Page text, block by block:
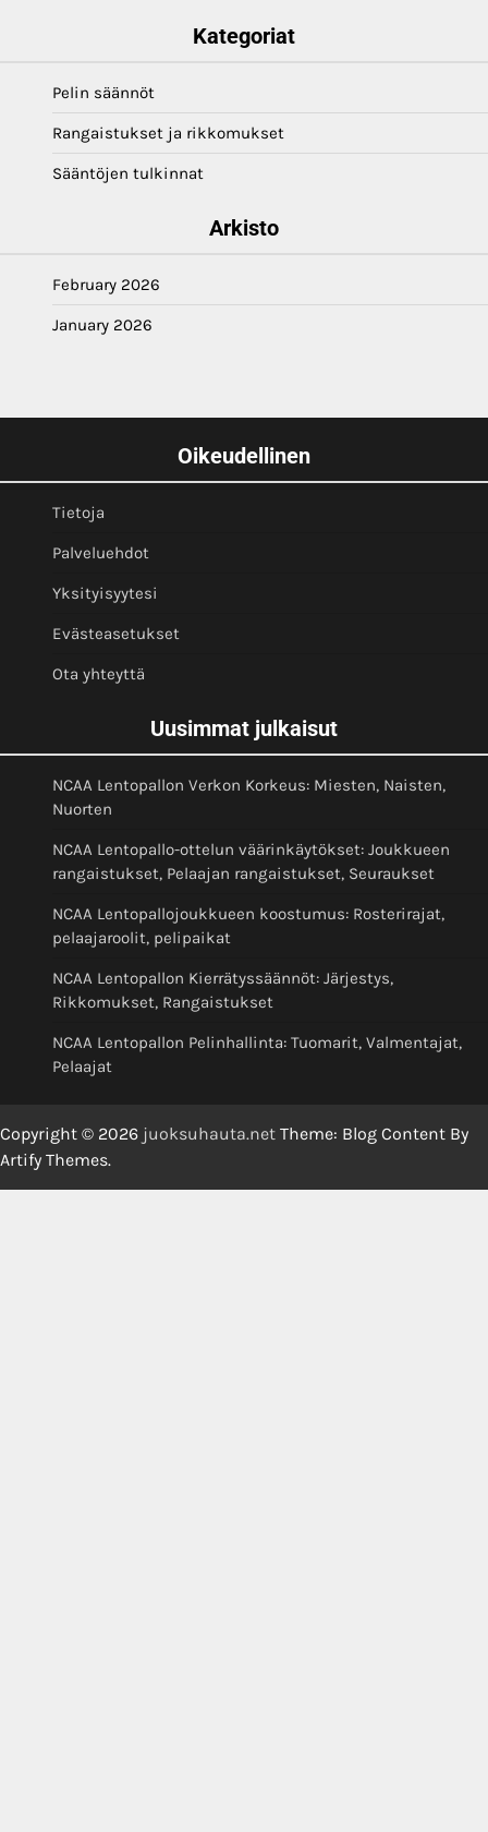
Kategoriat
Pelin säännöt
Rangaistukset ja rikkomukset
Sääntöjen tulkinnat
Arkisto
February 2026
January 2026
Oikeudellinen
Tietoja
Palveluehdot
Yksityisyytesi
Evästeasetukset
Ota yhteyttä
Uusimmat julkaisut
NCAA Lentopallon Verkon Korkeus: Miesten, Naisten,
Nuorten
NCAA Lentopallo-ottelun väärinkäytökset: Joukkueen
rangaistukset, Pelaajan rangaistukset, Seuraukset
NCAA Lentopallojoukkueen koostumus: Rosterirajat,
pelaajaroolit, pelipaikat
NCAA Lentopallon Kierrätyssäännöt: Järjestys,
Rikkomukset, Rangaistukset
NCAA Lentopallon Pelinhallinta: Tuomarit, Valmentajat,
Pelaajat
Copyright © 2026 juoksuhauta.net Theme: Blog Content By
Artify Themes.